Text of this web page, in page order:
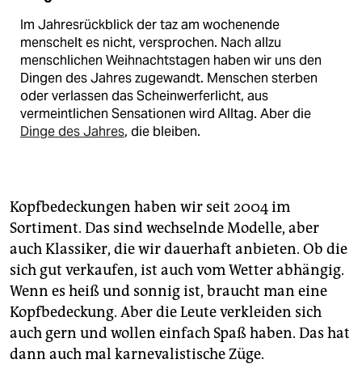
Im Jahresrückblick der taz am wochenende
menschelt es nicht, versprochen. Nach allzu
menschlichen Weihnachtstagen haben wir uns den
Dingen des Jahres zugewandt. Menschen sterben
oder verlassen das Scheinwerferlicht, aus
vermeintlichen Sensationen wird Alltag. Aber die
Dinge des Jahres, die bleiben.
Kopfbedeckungen haben wir seit 2004 im
Sortiment. Das sind wechselnde Modelle, aber
auch Klassiker, die wir dauerhaft anbieten. Ob die
sich gut verkaufen, ist auch vom Wetter abhängig.
Wenn es heiß und sonnig ist, braucht man eine
Kopfbedeckung. Aber die Leute verkleiden sich
auch gern und wollen einfach Spaß haben. Das hat
dann auch mal karnevalistische Züge.